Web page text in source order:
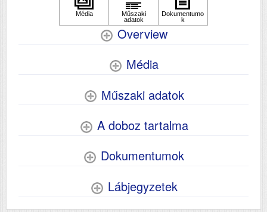
Duplex
Igen
Szín
Technológia
Hálozat
Overview
Média
Műszaki adatok
A doboz tartalma
Dokumentumok
Lábjegyzetek